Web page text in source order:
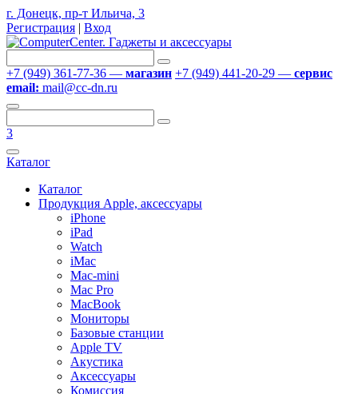
г. Донецк, пр-т Ильича, 3
Регистрация | Вход
+7 (949) 361-77-36 — магазин +7 (949) 441-20-29 — сервис
email: mail@cc-dn.ru
3
Каталог
Каталог
Продукция Apple, аксессуары
iPhone
iPad
Watch
iMac
Mac-mini
Mac Pro
MacBook
Мониторы
Базовые станции
Apple TV
Акустика
Аксессуары
Комиссия